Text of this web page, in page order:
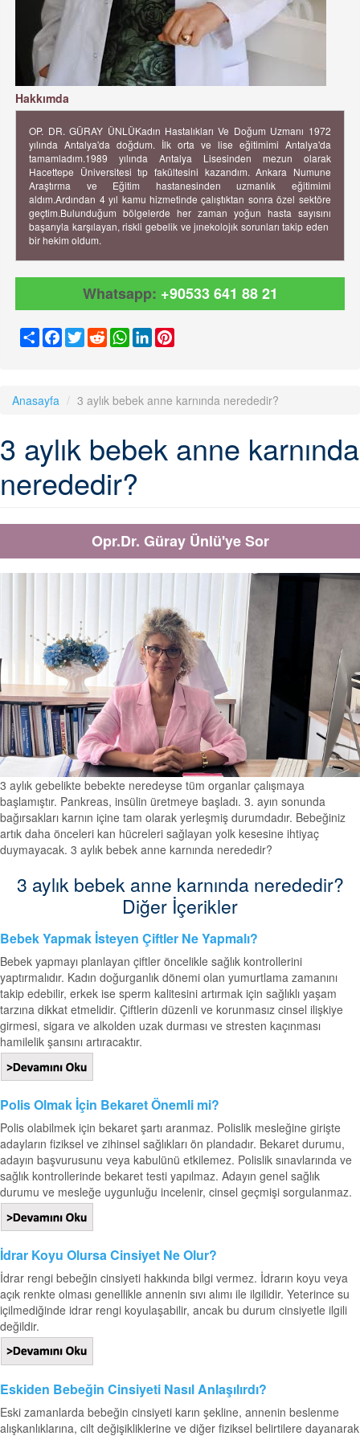
Hakkımda
OP. DR. GÜRAY ÜNLÜKadın Hastalıkları Ve Doğum Uzmanı 1972
yılında Antalya'da doğdum. İlk orta ve lise eğitimimi Antalya'da
tamamladım.1989 yılında Antalya Lisesinden mezun olarak
Hacettepe Üniversitesi tıp fakültesini kazandım. Ankara Numune
Araştırma ve Eğitim hastanesinden uzmanlık eğitimimi
aldım.Ardından 4 yıl kamu hizmetinde çalıştıktan sonra özel sektöre
geçtim.Bulunduğum bölgelerde her zaman yoğun hasta sayısını
başarıyla karşılayan, riskli gebelik ve jınekolojık sorunları takip eden
bir hekim oldum.
Whatsapp: +90533 641 88 21
ShareFacebook
TwitterRedditWhatsApp
LinkedIn
Anasayfa 3 aylık bebek anne karnında nerededir?
3 aylık bebek anne karnında
nerededir?
Opr.Dr. Güray Ünlü'ye Sor
3 aylık gebelikte bebekte neredeyse tüm organlar çalışmaya
başlamıştır. Pankreas, insülin üretmeye başladı. 3. ayın sonunda
bağırsakları karnın içine tam olarak yerleşmiş durumdadır. Bebeğiniz
artık daha önceleri kan hücreleri sağlayan yolk kesesine ihtiyaç
duymayacak. 3 aylık bebek anne karnında nerededir?
3 aylık bebek anne karnında nerededir?
Diğer İçerikler
Bebek Yapmak İsteyen Çiftler Ne Yapmalı?
Bebek yapmayı planlayan çiftler öncelikle sağlık kontrollerini
yaptırmalıdır. Kadın doğurganlık dönemi olan yumurtlama zamanını
takip edebilir, erkek ise sperm kalitesini artırmak için sağlıklı yaşam
tarzına dikkat etmelidir. Çiftlerin düzenli ve korunmasız cinsel ilişkiye
girmesi, sigara ve alkolden uzak durması ve stresten kaçınması
hamilelik şansını artıracaktır.
Polis Olmak İçin Bekaret Önemli mi?
Polis olabilmek için bekaret şartı aranmaz. Polislik mesleğine girişte
adayların fiziksel ve zihinsel sağlıkları ön plandadır. Bekaret durumu,
adayın başvurusunu veya kabulünü etkilemez. Polislik sınavlarında ve
sağlık kontrollerinde bekaret testi yapılmaz. Adayın genel sağlık
durumu ve mesleğe uygunluğu incelenir, cinsel geçmişi sorgulanmaz.
İdrar Koyu Olursa Cinsiyet Ne Olur?
İdrar rengi bebeğin cinsiyeti hakkında bilgi vermez. İdrarın koyu veya
açık renkte olması genellikle annenin sıvı alımı ile ilgilidir. Yeterince su
içilmediğinde idrar rengi koyulaşabilir, ancak bu durum cinsiyetle ilgili
değildir.
Eskiden Bebeğin Cinsiyeti Nasıl Anlaşılırdı?
Eski zamanlarda bebeğin cinsiyeti karın şekline, annenin beslenme
alışkanlıklarına, cilt değişikliklerine ve diğer fiziksel belirtilere dayanarak